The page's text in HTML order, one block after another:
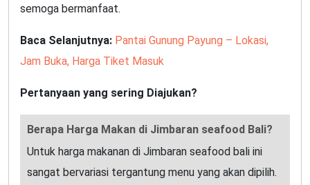
semoga bermanfaat.
Baca Selanjutnya: Pantai Gunung Payung – Lokasi,
Jam Buka, Harga Tiket Masuk
Pertanyaan yang sering Diajukan?
Berapa Harga Makan di Jimbaran seafood Bali?
Untuk harga makanan di Jimbaran seafood bali ini
sangat bervariasi tergantung menu yang akan dipilih.